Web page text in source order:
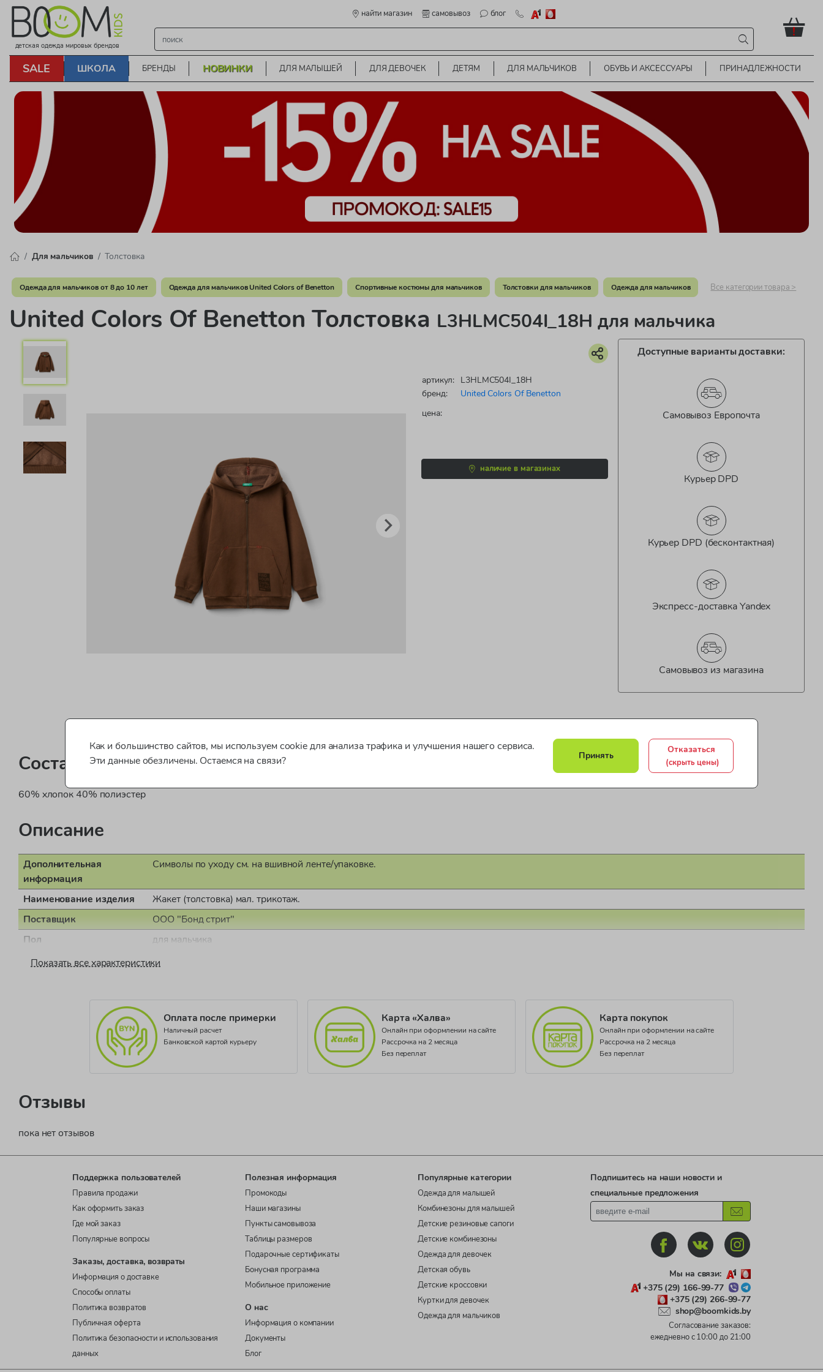
детская одежда мировых брендов
найти магазин самовывоз блог
!
SALE ШКОЛА БРЕНДЫ НОВИНКИ ДЛЯ МАЛЫШЕЙ ДЛЯ ДЕВОЧЕК ДЕТЯМ ДЛЯ МАЛЬЧИКОВ ОБУВЬ И АКСЕССУАРЫ ПРИНАДЛЕЖНОСТИ
Для мальчиков Толстовка
Одежда для мальчиков от 8 до 10 лет Одежда для мальчиков United Colors of Benetton Спортивные костюмы для мальчиков Толстовки для мальчиков Одежда для мальчиков Все категории товара >
United Colors Of Benetton Толстовка L3HLMC504I_18H для мальчика
артикул: L3HLMC504I_18H
бренд:
United Colors Of Benetton
цена:
наличие в магазинах
Доступные варианты доставки:
Самовывоз Европочта
Курьер DPD
Курьер DPD (бесконтактная)
Экспресс-доставка Yandex
Самовывоз из магазина
Состав
60% хлопок 40% полиэстер
Описание
Дополнительная
информация
Символы по уходу см. на вшивной ленте/упаковке.
Наименование изделия
Жакет (толстовка) мал. трикотаж.
Поставщик
ООО "Бонд стрит"
Пол
для мальчика
Страна производства
Египет
Be Check JB
Показать все характеристики
Оплата после примерки
Наличный расчет
Банковской картой курьеру
Карта «Халва»
Онлайн при оформлении на сайте
Рассрочка на 2 месяца
Без переплат
Карта покупок
Онлайн при оформлении на сайте
Рассрочка на 2 месяца
Без переплат
Отзывы
пока нет отзывов
Поддержка пользователей
Правила продажи
Как оформить заказ
Где мой заказ
Популярные вопросы
Заказы, доставка, возвраты
Информация о доставке
Способы оплаты
Политика возвратов
Публичная оферта
Политика безопасности и использования
данных
Полезная информация
Промокоды
Наши магазины
Пункты самовывоза
Таблицы размеров
Подарочные сертификаты
Бонусная программа
Мобильное приложение
О нас
Информация о компании
Документы
Блог
Популярные категории
Одежда для малышей
Комбинезоны для малышей
Детские резиновые сапоги
Детские комбинезоны
Одежда для девочек
Детская обувь
Детские кроссовки
Куртки для девочек
Одежда для мальчиков
Подпишитесь на наши новости и
специальные предложения
Мы на связи:
+375 (29) 166-99-77
+375 (29) 266-99-77
shop@boomkids.by
Согласование заказов:
ежедневно с 10:00 до 21:00
Как и большинство сайтов, мы используем cookie для анализа трафика и улучшения нашего сервиса.
Эти данные обезличены. Остаемся на связи?
Принять
Отказаться
(скрыть цены)